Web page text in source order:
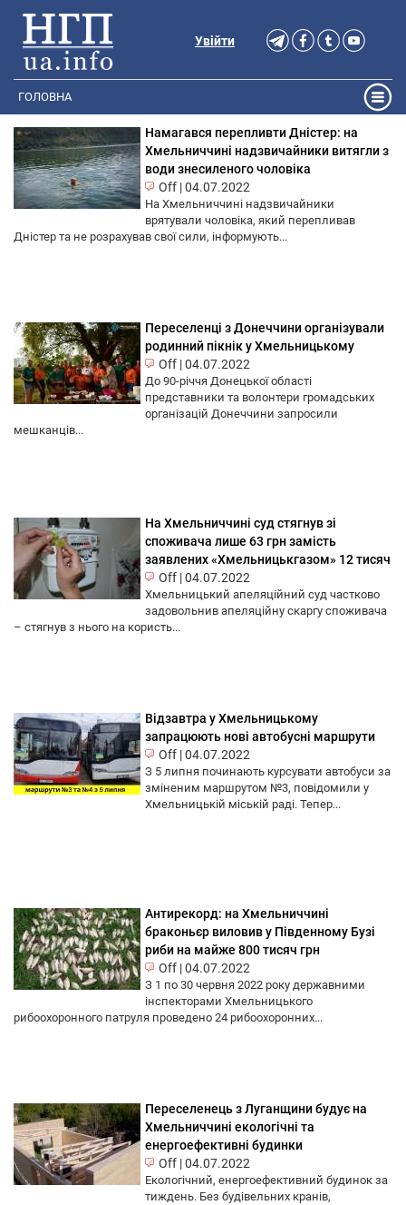
Увійти
ГОЛОВНА
Намагався перепливти Дністер: на
Хмельниччині надзвичайники витягли з
води знесиленого чоловіка
Off |04.07.2022
На Хмельниччині надзвичайники
врятували чоловіка, який перепливав
Дністер та не розрахував свої сили, інформують...
Переселенці з Донеччини організували
родинний пікнік у Хмельницькому
Off |04.07.2022
До 90-річчя Донецької області
представники та волонтери громадських
організацій Донеччини запросили
мешканців...
На Хмельниччині суд стягнув зі
споживача лише 63 грн замість
заявлених «Хмельницькгазом» 12 тисяч
Off |04.07.2022
Хмельницький апеляційний суд частково
задовольнив апеляційну скаргу споживача
– стягнув з нього на користь...
Відзавтра у Хмельницькому
запрацюють нові автобусні маршрути
Off |04.07.2022
З 5 липня починають курсувати автобуси за
зміненим маршрутом №3, повідомили у
Хмельницькій міській раді. Тепер...
Антирекорд: на Хмельниччині
браконьєр виловив у Південному Бузі
риби на майже 800 тисяч грн
Off |04.07.2022
З 1 по 30 червня 2022 року державними
інспекторами Хмельницького
рибоохоронного патруля проведено 24 рибоохоронних...
Переселенець з Луганщини будує на
Хмельниччині екологічні та
енергоефективні будинки
Off |04.07.2022
Екологічний, енергоефективний будинок за
тиждень. Без будівельних кранів,